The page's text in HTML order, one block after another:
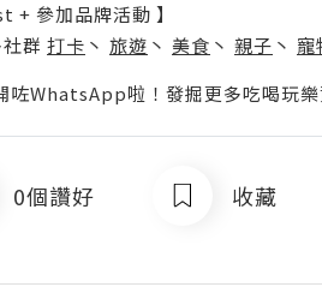
+ 參加品牌活動 】
群 打卡 丶 旅遊 丶 美食 丶 親子 丶 寵
咗WhatsApp啦！發掘更多吃喝玩樂
0個讚好 收藏